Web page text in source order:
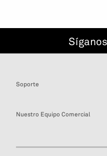
Síganos
Soporte
Nuestro Equipo Comercial